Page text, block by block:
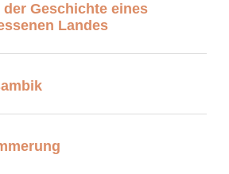
der Geschichte eines
Landes